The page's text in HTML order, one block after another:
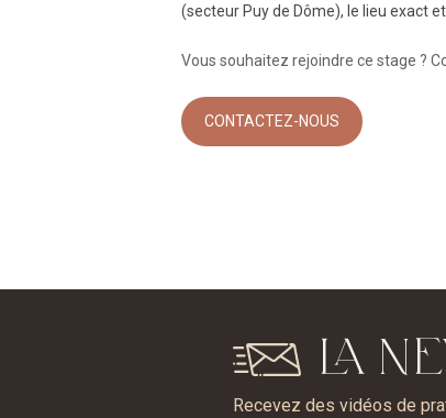
(secteur Puy de Dôme), le lieu exact
Vous souhaitez rejoindre ce stage ?
CONTACTEZ-NOUS
LA
Recevez des vidéos de